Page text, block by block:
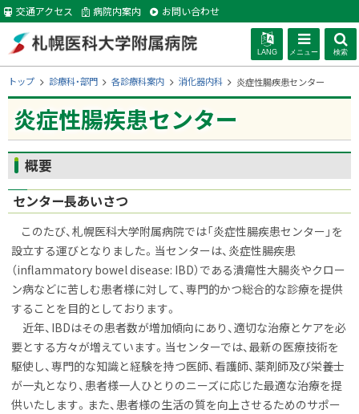
本
へ
交通アクセス 病院内案内 お問い合わせ
札幌医科大学附
属病院
LANG メニュー 検索
現
在
位
置
の
階
層
トップ 診療科・部門 各診療科案内 消化器内科 炎症性腸疾患センター
炎症性腸疾患センター
ページ内目次
概要
概要
センター長あいさつ
このたび、札幌医科大学附属病院では「炎症性腸疾患センター」を
設立する運びとなりました。当センターは、炎症性腸疾患
（inflammatory bowel disease: IBD）である潰瘍性大腸炎やクロー
ン病などに苦しむ患者様に対して、専門的かつ総合的な診療を提供
することを目的としております。
近年、IBDはその患者数が増加傾向にあり、適切な治療とケアを必
要とする方々が増えています。当センターでは、最新の医療技術を
駆使し、専門的な知識と経験を持つ医師、看護師、薬剤師及び栄養士
が一丸となり、患者様一人ひとりのニーズに応じた最適な治療を提
供いたします。また、患者様の生活の質を向上させるためのサポー